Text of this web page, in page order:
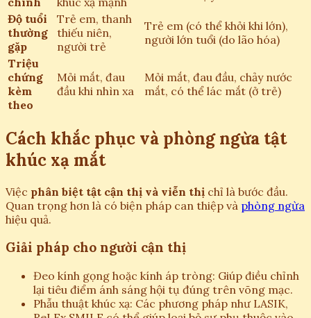
Độ tuổi
thường
gặp
Trẻ em, thanh
thiếu niên,
người trẻ
Trẻ em (có thể khỏi khi lớn),
người lớn tuổi (do lão hóa)
Triệu
chứng
kèm
theo
Mỏi mắt, đau
đầu khi nhìn xa
Mỏi mắt, đau đầu, chảy nước
mắt, có thể lác mắt (ở trẻ)
Cách khắc phục và phòng ngừa tật
khúc xạ mắt
Việc phân biệt tật cận thị và viễn thị chỉ là bước đầu.
Quan trọng hơn là có biện pháp can thiệp và phòng ngừa
hiệu quả.
Giải pháp cho người cận thị
Đeo kính gọng hoặc kính áp tròng: Giúp điều chỉnh
lại tiêu điểm ánh sáng hội tụ đúng trên võng mạc.
Phẫu thuật khúc xạ: Các phương pháp như LASIK,